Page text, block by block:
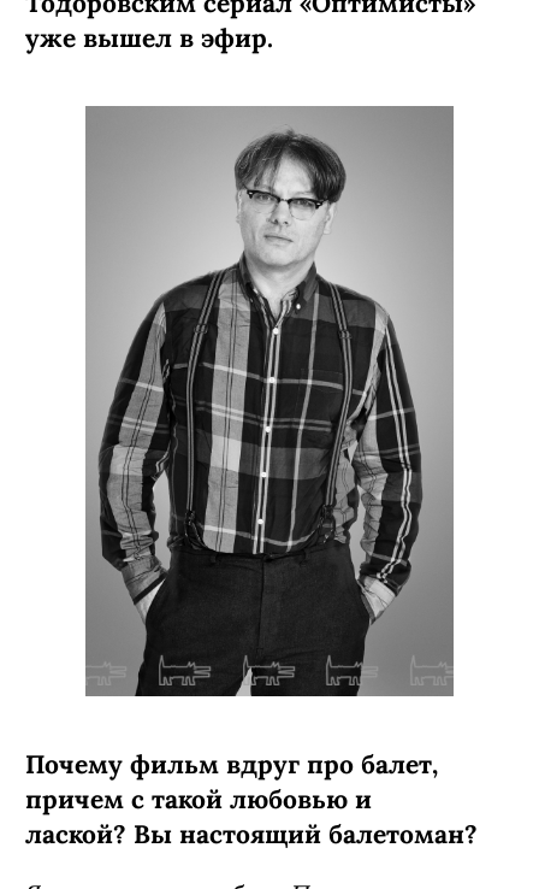
КИНО И СЕРИАЛЫ ПОДПИСАТЬСЯ
Валерий Тодоровский: «Тот,
кто пахал, и становится
Режиссер готовит к премьере 11 мая
балетную драму «Большой», где в
роли отставной примы мы увидим
Алису Бруновну Фрейндлих. А тем
временем спродюсированный
Тодоровским сериал «Оптимисты»
уже вышел в эфир.